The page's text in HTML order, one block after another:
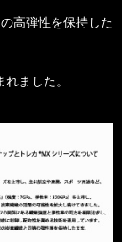
高弾性を保持した
ました。